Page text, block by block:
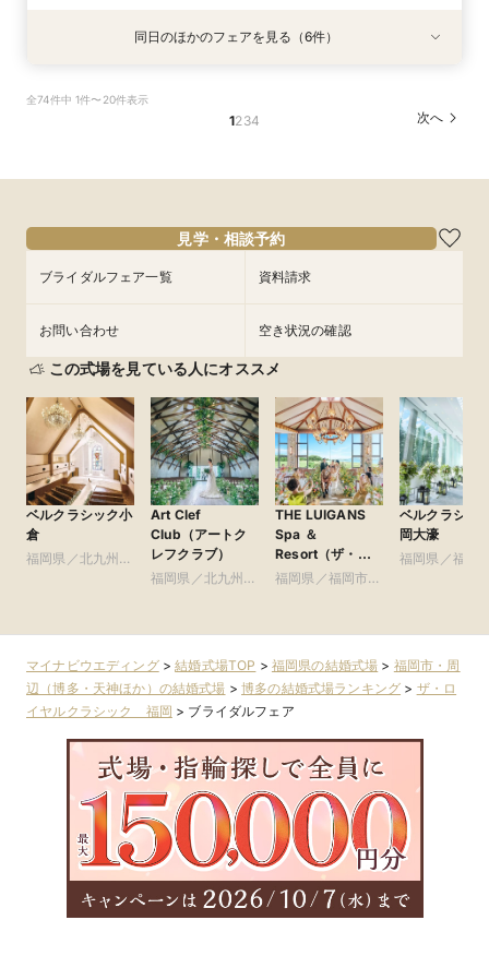
特典あり
8/30
ライン相談会♪
フェアを予約
特典あり
8/30
談×次回試食付
フェアを予約
衣装試着 特典あり
8/30
限定前撮り特典付
フェアを予約
衣装試着 特典あり
8/30
ゾートウエディング
フェアを予約
特典あり
8/30
定特典付相談会
フェアを予約
衣装試着 特典あり
8/30
×特製スイーツ
フェアを予約
同日のほかのフェアを見る（6件）
全74件中 1件〜20件表示
1234 次へ
見学・相談予約
ブライダルフェア一覧 資料請求
お問い合わせ 空き状況の確認
この式場を見ている人にオススメ
ベルクラシック小
倉
福岡県／北九州
Art Clef
Club（アートク
レフクラブ）
福岡県／北九州
THE LUIGANS
Spa ＆
Resort（ザ・ル
イガンズ.スパ ＆
福岡県／福岡市・
ベルクラシッ
岡大濠
福岡県／福岡
マイナビウエディング>結婚式場TOP > 福岡県の結婚式場 > 福岡市・周
辺（博多・天神ほか）の結婚式場 >博多の結婚式場ランキング > ザ・ロ
イヤルクラシック 福岡 > ブライダルフェア